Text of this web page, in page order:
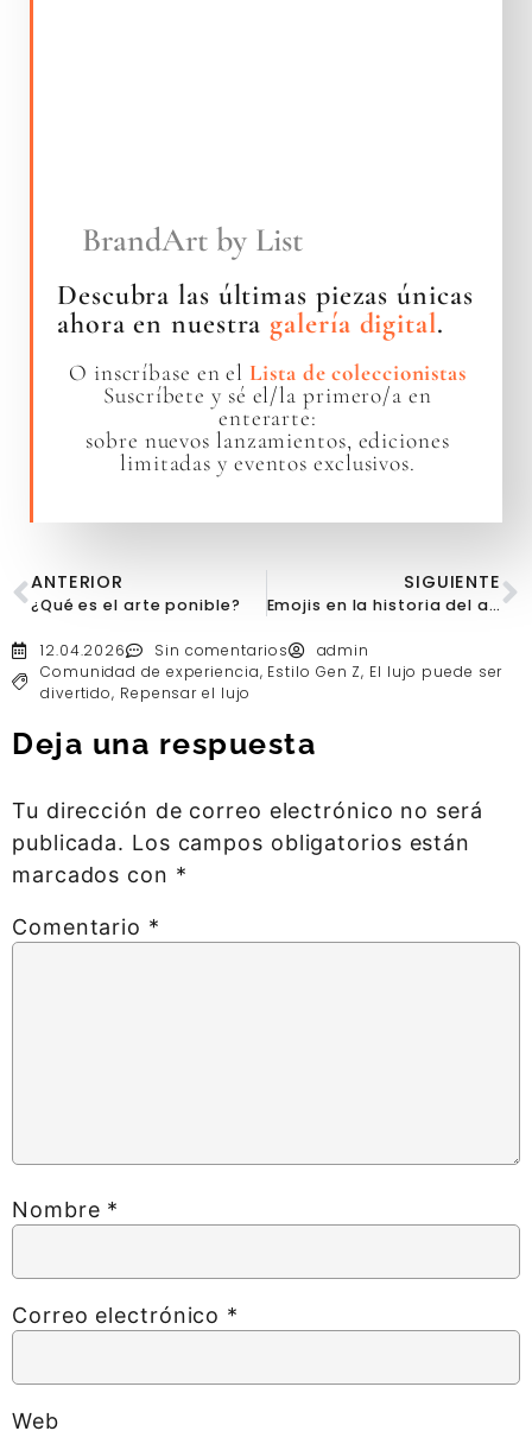
BrandArt by List
Descubra las últimas piezas únicas
ahora en nuestra galería digital.
O inscríbase en el Lista de coleccionistas
Suscríbete y sé el/la primero/a en
enterarte:
sobre nuevos lanzamientos, ediciones
limitadas y eventos exclusivos.
ANTERIOR
¿Qué es el arte ponible?
SIGUIENTE
Emojis en la historia del arte
12.04.2026 Sin comentarios
admin
Comunidad de experiencia, Estilo Gen Z, El lujo puede ser
divertido, Repensar el lujo
Deja una respuesta
Tu dirección de correo electrónico no será
publicada. Los campos obligatorios están
marcados con *
Comentario *
Nombre *
Correo electrónico *
Web